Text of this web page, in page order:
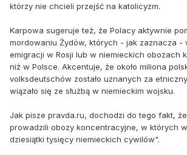
którzy nie chcieli przejść na katolicyzm.
Karpowa sugeruje też, że Polacy aktywnie
mordowaniu Żydów, których - jak zaznacza -
emigracji w Rosji lub w niemieckich obozach
niż w Polsce. Akcentuje, że około miliona
volksdeutschów zostało uznanych za
wiązało się ze służbą w niemieckim wojsku.
Jak pisze pravda.ru, dochodzi do tego fakt,
prowadzili obozy koncentracyjne, w których w
dziesiątki tysięcy niemieckich cywilów".